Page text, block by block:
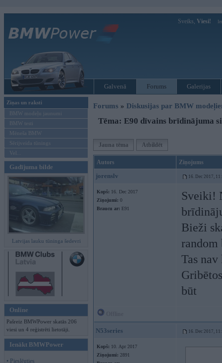
Sveiks, Viesi!
Galvenā Forums Galerijas
Ziņas un raksti
BMW modeļu jaunumi
BMW testi
Mēneša BMW
Sērijveida tūnings
Vel...
Gadījuma bilde
Latvijas lauku tūninga šedevri
Online
Pašreiz BMWPower skatās 206
viesi un 4 reģistrēti lietotāji.
Ienākt BMWPower
• Pieslēgties
Forums » Diskusijas par BMW
Tēma: E90 dīvains brīdinājuma
Jauna tēma Atbildēt
Autors Ziņojums
jorenslv 16. Dec 2017,
Kopš: 16. Dec 2017
Ziņojumi: 0
Braucu ar: E91
Sveiki!
Bieži
random
Tas
būt
N53series 16. Dec 2017,
Kopš: 10. Apr 2017
Ziņojumi: 2891